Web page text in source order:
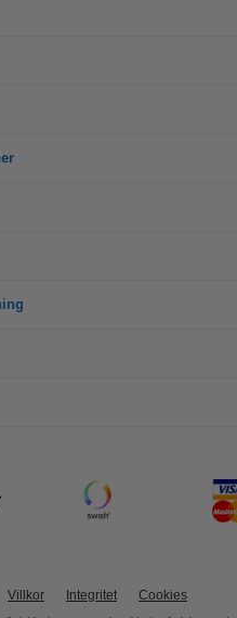
Villkor Integritet Cookies